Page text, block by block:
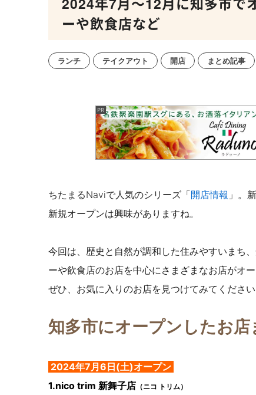
ーや飲食店など
ランチ テイクアウト 開店 まとめ記事
ちたまるNaviで人気のシリーズ「開店情報 」。
新規オープンは興味がありますね。
今回は、歴史と自然が調和した住みやすいまち
ーや飲食店のお店を中心にさまざまなお店がオー
ぜひ、お気に入りのお店を見つけてみてください
知多市にオープンしたお店
2024年7月6日(土)オープン
1.nico trim 新舞子店 （ニコ トリム）